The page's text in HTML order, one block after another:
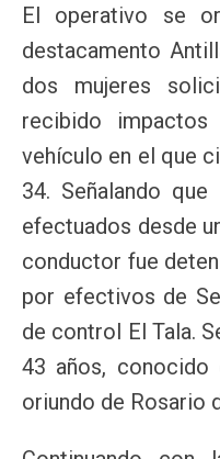
El operativo se
destacamento
dos mujeres
recibido
vehículo en el que
34. Señalando
efectuados desde
conductor fue
por efectivos de
de control El Tala.
43 años, conocido
oriundo de Rosario